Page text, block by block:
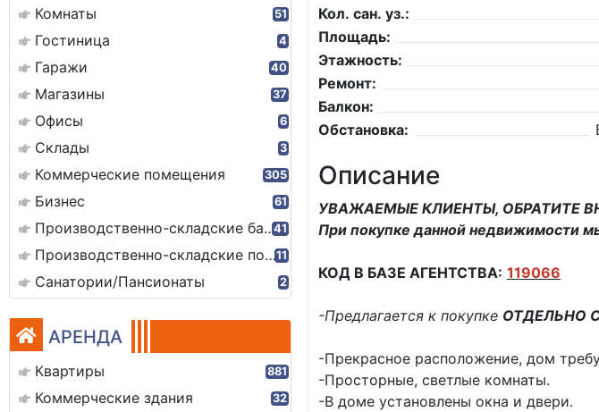
Комнаты 51
Гостиница 4
Гаражи 40
Магазины 37
Офисы 6
Склады 3
Коммерческие помещения 305
Бизнес 61
Производственно-складские базы41
Производственно-складские помещения11
Санатории/Пансионаты 2
АРЕНДА
Квартиры 881
Коммерческие здания 32
Кол. сан. уз.:
Площадь:
Этажность:
Ремонт:
Балкон:
Обстановка:
Описание
УВАЖАЕМЫЕ КЛИЕНТЫ, ОБРАТИТЕ
При покупке данной недвижимости
КОД В БАЗЕ АГЕНТСТВА: 119066
-Предлагается к покупке ОТДЕЛЬНО
-Прекрасное расположение, дом
-Просторные, светлые комнаты.
-В доме установлены окна и двери.